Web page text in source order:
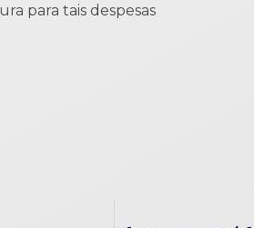
para tais despesas